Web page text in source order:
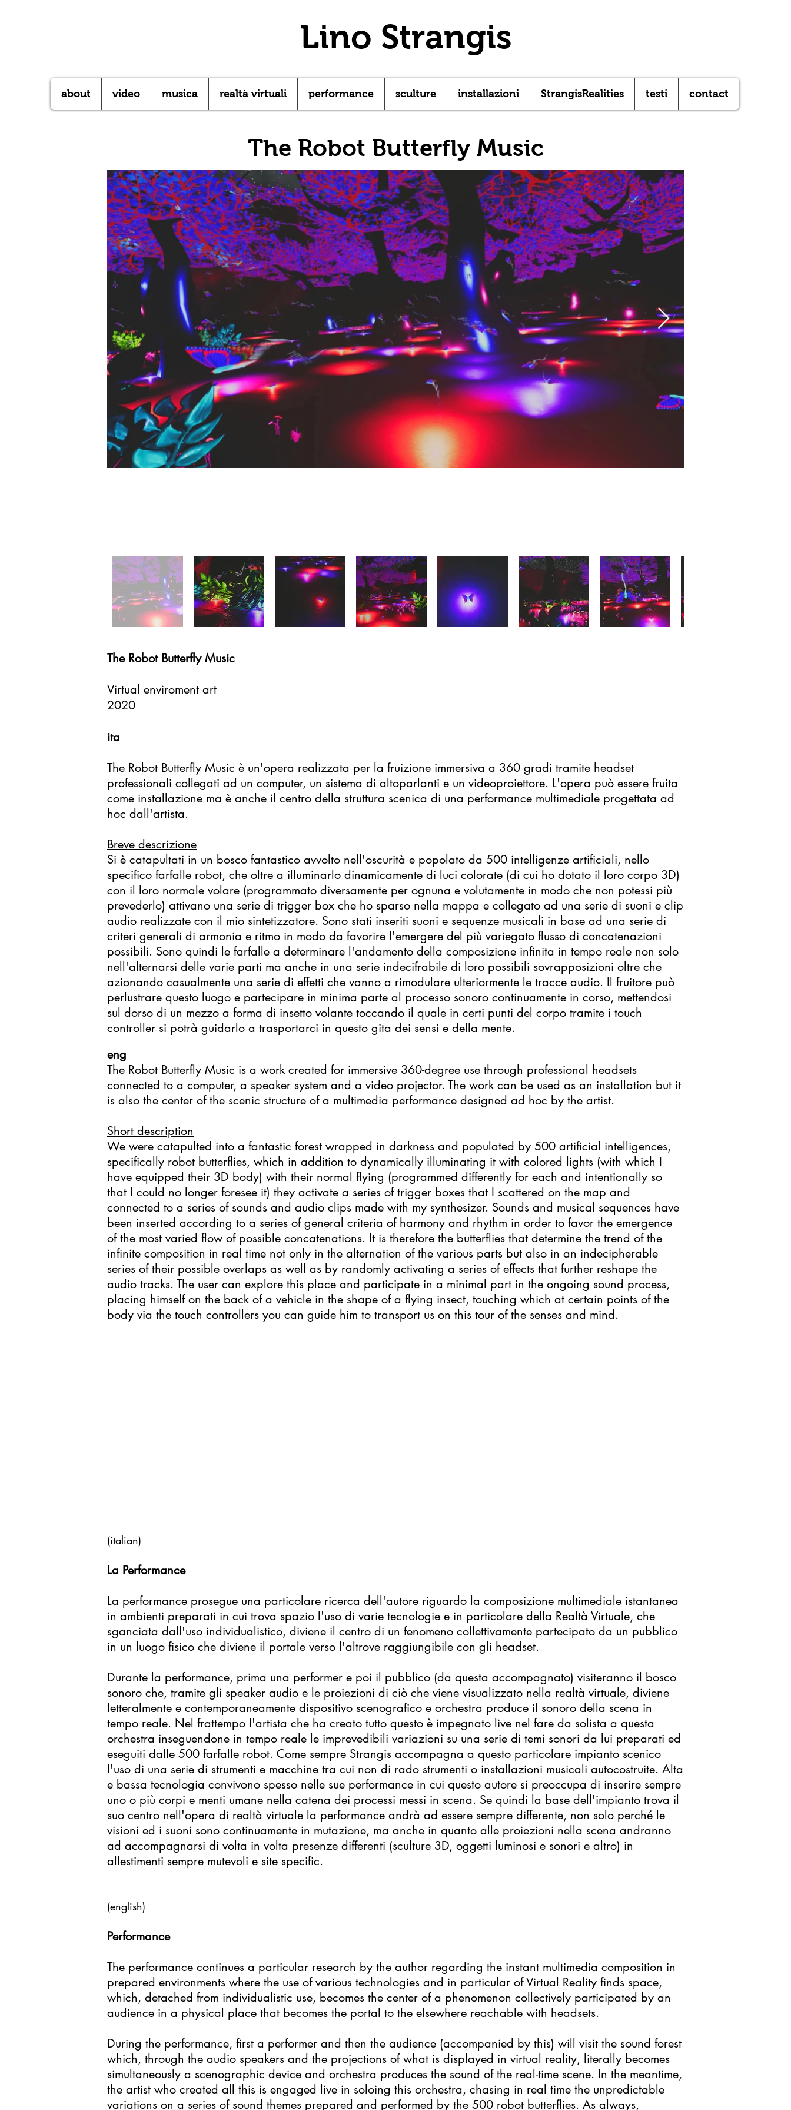
Lino Strangis
about video musica realtà virtuali performance sculture installazioni StrangisRealities testi contact
The Robot Butterfly Music
The Robot Butterfly Music
Virtual enviroment art
2020
ita
The Robot Butterfly Music è un'opera realizzata per la fruizione immersiva a 360 gradi tramite headset
professionali collegati ad un computer, un sistema di altoparlanti e un videoproiettore. L'opera può essere fruita
come installazione ma è anche il centro della struttura scenica di una performance multimediale progettata ad
hoc dall'artista.
Breve descrizione
Si è catapultati in un bosco fantastico avvolto nell'oscurità e popolato da 500 intelligenze artificiali, nello
specifico farfalle robot, che oltre a illuminarlo dinamicamente di luci colorate (di cui ho dotato il loro corpo 3D)
con il loro normale volare (programmato diversamente per ognuna e volutamente in modo che non potessi più
prevederlo) attivano una serie di trigger box che ho sparso nella mappa e collegato ad una serie di suoni e clip
audio realizzate con il mio sintetizzatore. Sono stati inseriti suoni e sequenze musicali in base ad una serie di
criteri generali di armonia e ritmo in modo da favorire l'emergere del più variegato flusso di concatenazioni
possibili. Sono quindi le farfalle a determinare l'andamento della composizione infinita in tempo reale non solo
nell'alternarsi delle varie parti ma anche in una serie indecifrabile di loro possibili sovrapposizioni oltre che
azionando casualmente una serie di effetti che vanno a rimodulare ulteriormente le tracce audio. Il fruitore può
perlustrare questo luogo e partecipare in minima parte al processo sonoro continuamente in corso, mettendosi
sul dorso di un mezzo a forma di insetto volante toccando il quale in certi punti del corpo tramite i touch
controller si potrà guidarlo a trasportarci in questo gita dei sensi e della mente.
eng
The Robot Butterfly Music is a work created for immersive 360-degree use through professional headsets
connected to a computer, a speaker system and a video projector. The work can be used as an installation but it
is also the center of the scenic structure of a multimedia performance designed ad hoc by the artist.
Short description
We were catapulted into a fantastic forest wrapped in darkness and populated by 500 artificial intelligences,
specifically robot butterflies, which in addition to dynamically illuminating it with colored lights (with which I
have equipped their 3D body) with their normal flying (programmed differently for each and intentionally so
that I could no longer foresee it) they activate a series of trigger boxes that I scattered on the map and
connected to a series of sounds and audio clips made with my synthesizer. Sounds and musical sequences have
been inserted according to a series of general criteria of harmony and rhythm in order to favor the emergence
of the most varied flow of possible concatenations. It is therefore the butterflies that determine the trend of the
infinite composition in real time not only in the alternation of the various parts but also in an indecipherable
series of their possible overlaps as well as by randomly activating a series of effects that further reshape the
audio tracks. The user can explore this place and participate in a minimal part in the ongoing sound process,
placing himself on the back of a vehicle in the shape of a flying insect, touching which at certain points of the
body via the touch controllers you can guide him to transport us on this tour of the senses and mind.
(italian)
La Performance
La performance prosegue una particolare ricerca dell'autore riguardo la composizione multimediale istantanea
in ambienti preparati in cui trova spazio l'uso di varie tecnologie e in particolare della Realtà Virtuale, che
sganciata dall'uso individualistico, diviene il centro di un fenomeno collettivamente partecipato da un pubblico
in un luogo fisico che diviene il portale verso l'altrove raggiungibile con gli headset.
Durante la performance, prima una performer e poi il pubblico (da questa accompagnato) visiteranno il bosco
sonoro che, tramite gli speaker audio e le proiezioni di ciò che viene visualizzato nella realtà virtuale, diviene
letteralmente e contemporaneamente dispositivo scenografico e orchestra produce il sonoro della scena in
tempo reale. Nel frattempo l'artista che ha creato tutto questo è impegnato live nel fare da solista a questa
orchestra inseguendone in tempo reale le imprevedibili variazioni su una serie di temi sonori da lui preparati ed
eseguiti dalle 500 farfalle robot. Come sempre Strangis accompagna a questo particolare impianto scenico
l'uso di una serie di strumenti e macchine tra cui non di rado strumenti o installazioni musicali autocostruite. Alta
e bassa tecnologia convivono spesso nelle sue performance in cui questo autore si preoccupa di inserire sempre
uno o più corpi e menti umane nella catena dei processi messi in scena. Se quindi la base dell'impianto trova il
suo centro nell'opera di realtà virtuale la performance andrà ad essere sempre differente, non solo perché le
visioni ed i suoni sono continuamente in mutazione, ma anche in quanto alle proiezioni nella scena andranno
ad accompagnarsi di volta in volta presenze differenti (sculture 3D, oggetti luminosi e sonori e altro) in
allestimenti sempre mutevoli e site specific.
(english)
Performance
The performance continues a particular research by the author regarding the instant multimedia composition in
prepared environments where the use of various technologies and in particular of Virtual Reality finds space,
which, detached from individualistic use, becomes the center of a phenomenon collectively participated by an
audience in a physical place that becomes the portal to the elsewhere reachable with headsets.
During the performance, first a performer and then the audience (accompanied by this) will visit the sound forest
which, through the audio speakers and the projections of what is displayed in virtual reality, literally becomes
simultaneously a scenographic device and orchestra produces the sound of the real-time scene. In the meantime,
the artist who created all this is engaged live in soloing this orchestra, chasing in real time the unpredictable
variations on a series of sound themes prepared and performed by the 500 robot butterflies. As always,